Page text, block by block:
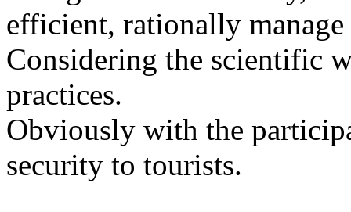
efficient, rationally manage
Considering the scientific
practices.
Obviously with the
security to tourists.